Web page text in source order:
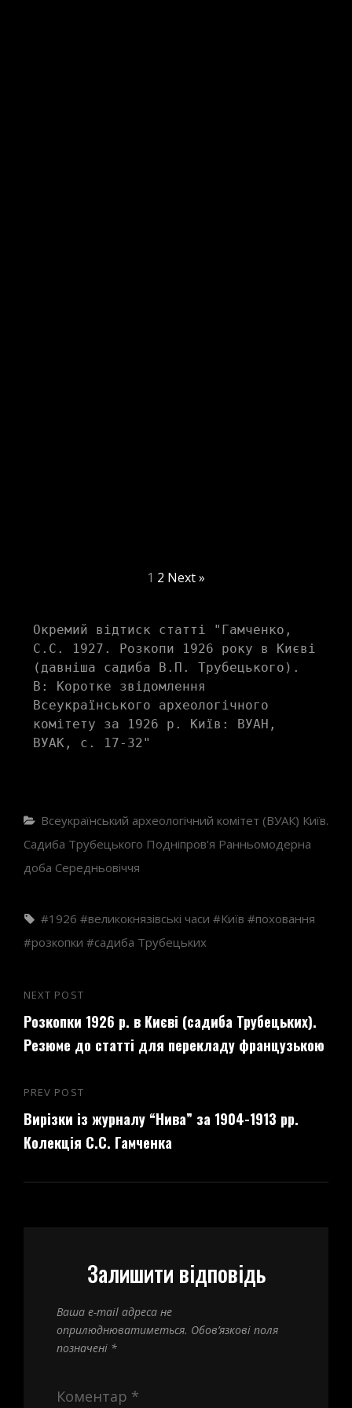
1 2 Next »
Окремий відтиск статті "Гамченко,
С.С. 1927. Розкопи 1926 року в Києві
(давніша садиба В.П. Трубецького).
В: Коротке звідомлення
Всеукраїнського археологічного
комітету за 1926 р. Київ: ВУАН,
ВУАК, с. 17-32"
Categories
Всеукраїнський археологічний комітет (ВУАК) Київ.
Садиба Трубецького Подніпров'я Ранньомодерна
доба Середньовіччя
Tags,
1926 великокнязівські часи Київ
поховання
розкопки
садиба Трубецьких
Навігація
записів
Previous
Post
PREV POST
Вирізки із журналу “Нива” за 1904-1913 рр.
Колекція С.С. Гамченка
Next
Post
NEXT POST
Розкопки 1926 р. в Києві (садиба Трубецьких).
Резюме до статті для перекладу французькою
Залишити відповідь
Ваша e-mail адреса не
оприлюднюватиметься. Обов’язкові поля
позначені *
Коментар *